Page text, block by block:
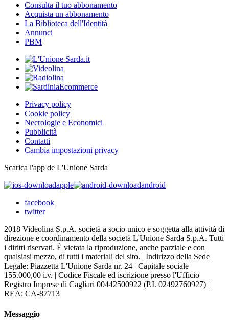
Consulta il tuo abbonamento
Acquista un abbonamento
La Biblioteca dell'Identità
Annunci
PBM
Privacy policy
Cookie policy
Necrologie e Economici
Pubblicità
Contatti
Cambia impostazioni privacy
Scarica l'app de L'Unione Sarda
apple
android
facebook
twitter
2018 Videolina S.p.A. società a socio unico e soggetta alla attività di
direzione e coordinamento della società L'Unione Sarda S.p.A. Tutti
i diritti riservati. É vietata la riproduzione, anche parziale e con
qualsiasi mezzo, di tutti i materiali del sito. | Indirizzo della Sede
Legale: Piazzetta L'Unione Sarda nr. 24 | Capitale sociale
155.000,00 i.v. | Codice Fiscale ed iscrizione presso l'Ufficio
Registro Imprese di Cagliari 00442500922 (P.I. 02492760927) |
REA: CA-87713
Messaggio